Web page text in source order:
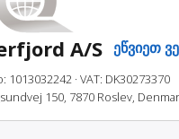
A/S ეწვიეთ
1013032242 · VAT: DK30273370
150, 7870 Roslev,